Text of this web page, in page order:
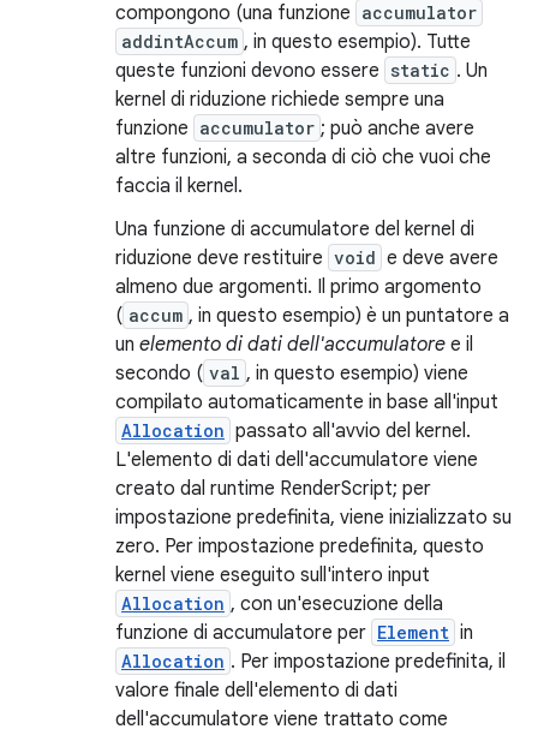
compongono (una funzione accumulator
addintAccum , in questo esempio). Tutte
queste funzioni devono essere static . Un
kernel di riduzione richiede sempre una
funzione accumulator ; può anche avere
altre funzioni, a seconda di ciò che vuoi che
faccia il kernel.
Una funzione di accumulatore del kernel di
riduzione deve restituire void e deve avere
almeno due argomenti. Il primo argomento
( accum , in questo esempio) è un puntatore a
un elemento di dati dell'accumulatore e il
secondo ( val , in questo esempio) viene
compilato automaticamente in base all'input
Allocation passato all'avvio del kernel.
L'elemento di dati dell'accumulatore viene
creato dal runtime RenderScript; per
impostazione predefinita, viene inizializzato su
zero. Per impostazione predefinita, questo
kernel viene eseguito sull'intero input
Allocation , con un'esecuzione della
funzione di accumulatore per Element in
Allocation . Per impostazione predefinita, il
valore finale dell'elemento di dati
dell'accumulatore viene trattato come